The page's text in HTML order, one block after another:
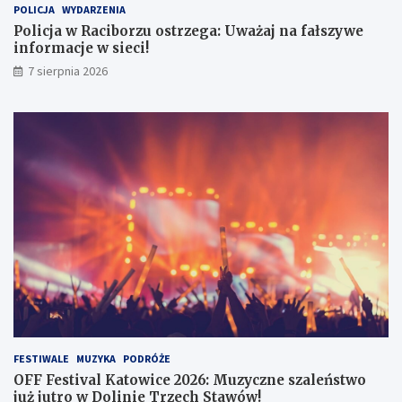
z
e
g
a
:
w
f
a
ł
s
z
y
w
e
i
n
2
6
:
M
u
y
a
l
e
ń
s
w
o
j
u
POLICJA WYDARZENIA
Policja w Raciborzu ostrzega: Uważaj na fałszywe
informacje w sieci!
7 sierpnia 2026
FESTIWALE MUZYKA PODRÓŻE
OFF Festival Katowice 2026: Muzyczne szaleństwo
już jutro w Dolinie Trzech Stawów!